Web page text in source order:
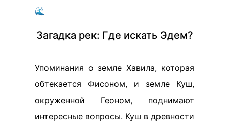
🌊
Загадка рек: Где искать Эдем?
Упоминания о земле Хавила, которая
обтекается Фисоном, и земле Куш,
окруженной Геоном, поднимают
интересные вопросы. Куш в древности